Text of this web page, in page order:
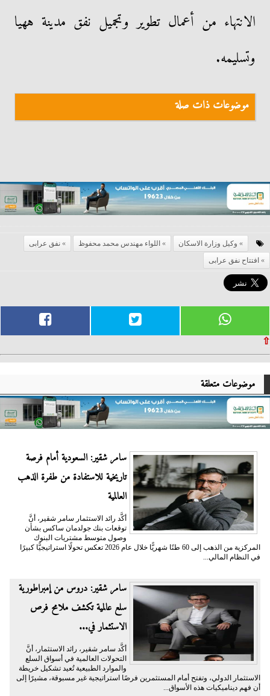
الانتهاء من أعمال تطوير وتجميل نفق مدينة ههيا
وتسليمه.
موضوعات ذات صلة
وكيل وزارة الاسكان اللواء مهندس محمد محفوظ
نفق عرابى
افتتاح نفق عرابى
⇧
موضوعات متعلقة
سامر شقير: السعودية أمام فرصة
تاريخية للاستفادة من طفرة الذهب
العالمية
أكَّد رائد الاستثمار سامر شقير، أنَّ
توقعات بنك جولدمان ساكس بشأن
وصول متوسط مشتريات البنوك
المركزية من الذهب إلى 60 طنًا شهريًّا خلال عام 2026 تعكس تحولًا استراتيجيًّا كبيرًا
في النظام المالي...
سامر شقير: دروس من إمبراطورية
سلع عالمية تكشف ملامح فرص
الاستثمار في...
أكَّد سامر شقير، رائد الاستثمار، أنَّ
التحولات العالمية في أسواق السلع
والموارد الطبيعية تُعيد تشكيل خريطة
الاستثمار الدولي، وتفتح أمام المستثمرين فرصًا استراتيجية غير مسبوقة، مشيرًا إلى
أن فهم ديناميكيات هذه الأسواق...